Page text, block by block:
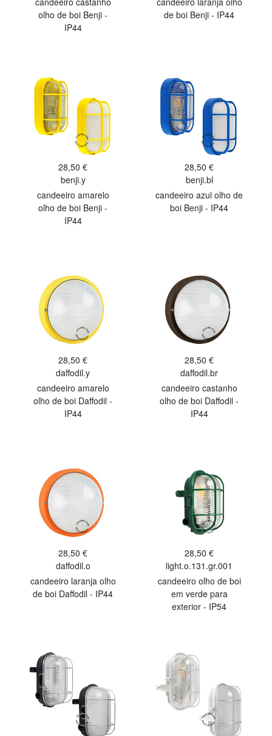
olho de boi Benji -
IP44
de boi Benji - IP44
28,50 €
benji.y
candeeiro amarelo
olho de boi Benji -
IP44
28,50 €
benji.bl
candeeiro azul olho de
boi Benji - IP44
28,50 €
daffodil.y
candeeiro amarelo
olho de boi Daffodil -
IP44
28,50 €
daffodil.br
candeeiro castanho
olho de boi Daffodil -
IP44
28,50 €
daffodil.o
candeeiro laranja olho
de boi Daffodil - IP44
28,50 €
light.o.131.gr.001
candeeiro olho de boi
em verde para
exterior - IP54